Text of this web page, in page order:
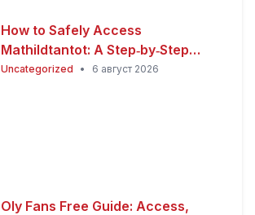
How to Safely Access
Mathildtantot: A Step‑by‑Step
Premium Guide
Uncategorized • 6 август 2026
Oly Fans Free Guide: Access,